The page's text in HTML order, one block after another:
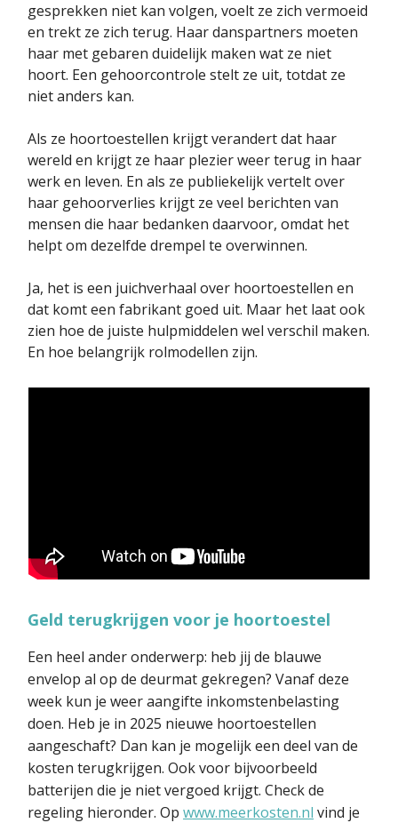
gesprekken niet kan volgen, voelt ze zich vermoeid
en trekt ze zich terug. Haar danspartners moeten
haar met gebaren duidelijk maken wat ze niet
hoort. Een gehoorcontrole stelt ze uit, totdat ze
niet anders kan.
Als ze hoortoestellen krijgt verandert dat haar
wereld en krijgt ze haar plezier weer terug in haar
werk en leven. En als ze publiekelijk vertelt over
haar gehoorverlies krijgt ze veel berichten van
mensen die haar bedanken daarvoor, omdat het
helpt om dezelfde drempel te overwinnen.
Ja, het is een juichverhaal over hoortoestellen en
dat komt een fabrikant goed uit. Maar het laat ook
zien hoe de juiste hulpmiddelen wel verschil maken.
En hoe belangrijk rolmodellen zijn.
Geld terugkrijgen voor je hoortoestel
Een heel ander onderwerp: heb jij de blauwe
envelop al op de deurmat gekregen? Vanaf deze
week kun je weer aangifte inkomstenbelasting
doen. Heb je in 2025 nieuwe hoortoestellen
aangeschaft? Dan kan je mogelijk een deel van de
kosten terugkrijgen. Ook voor bijvoorbeeld
batterijen die je niet vergoed krijgt. Check de
regeling hieronder. Op www.meerkosten.nl vind je